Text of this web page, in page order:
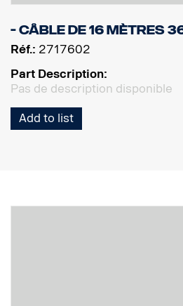
- Câble de 16 mètres
Réf.: 2717602
Part Description:
Pas de description disponible
Add to list